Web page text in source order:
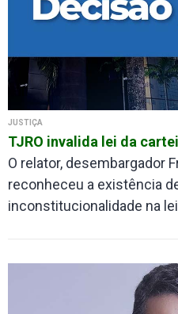
JUSTIÇA
TJRO invalida lei da
O relator, desembargador
reconheceu a existência
inconstitucionalidade na